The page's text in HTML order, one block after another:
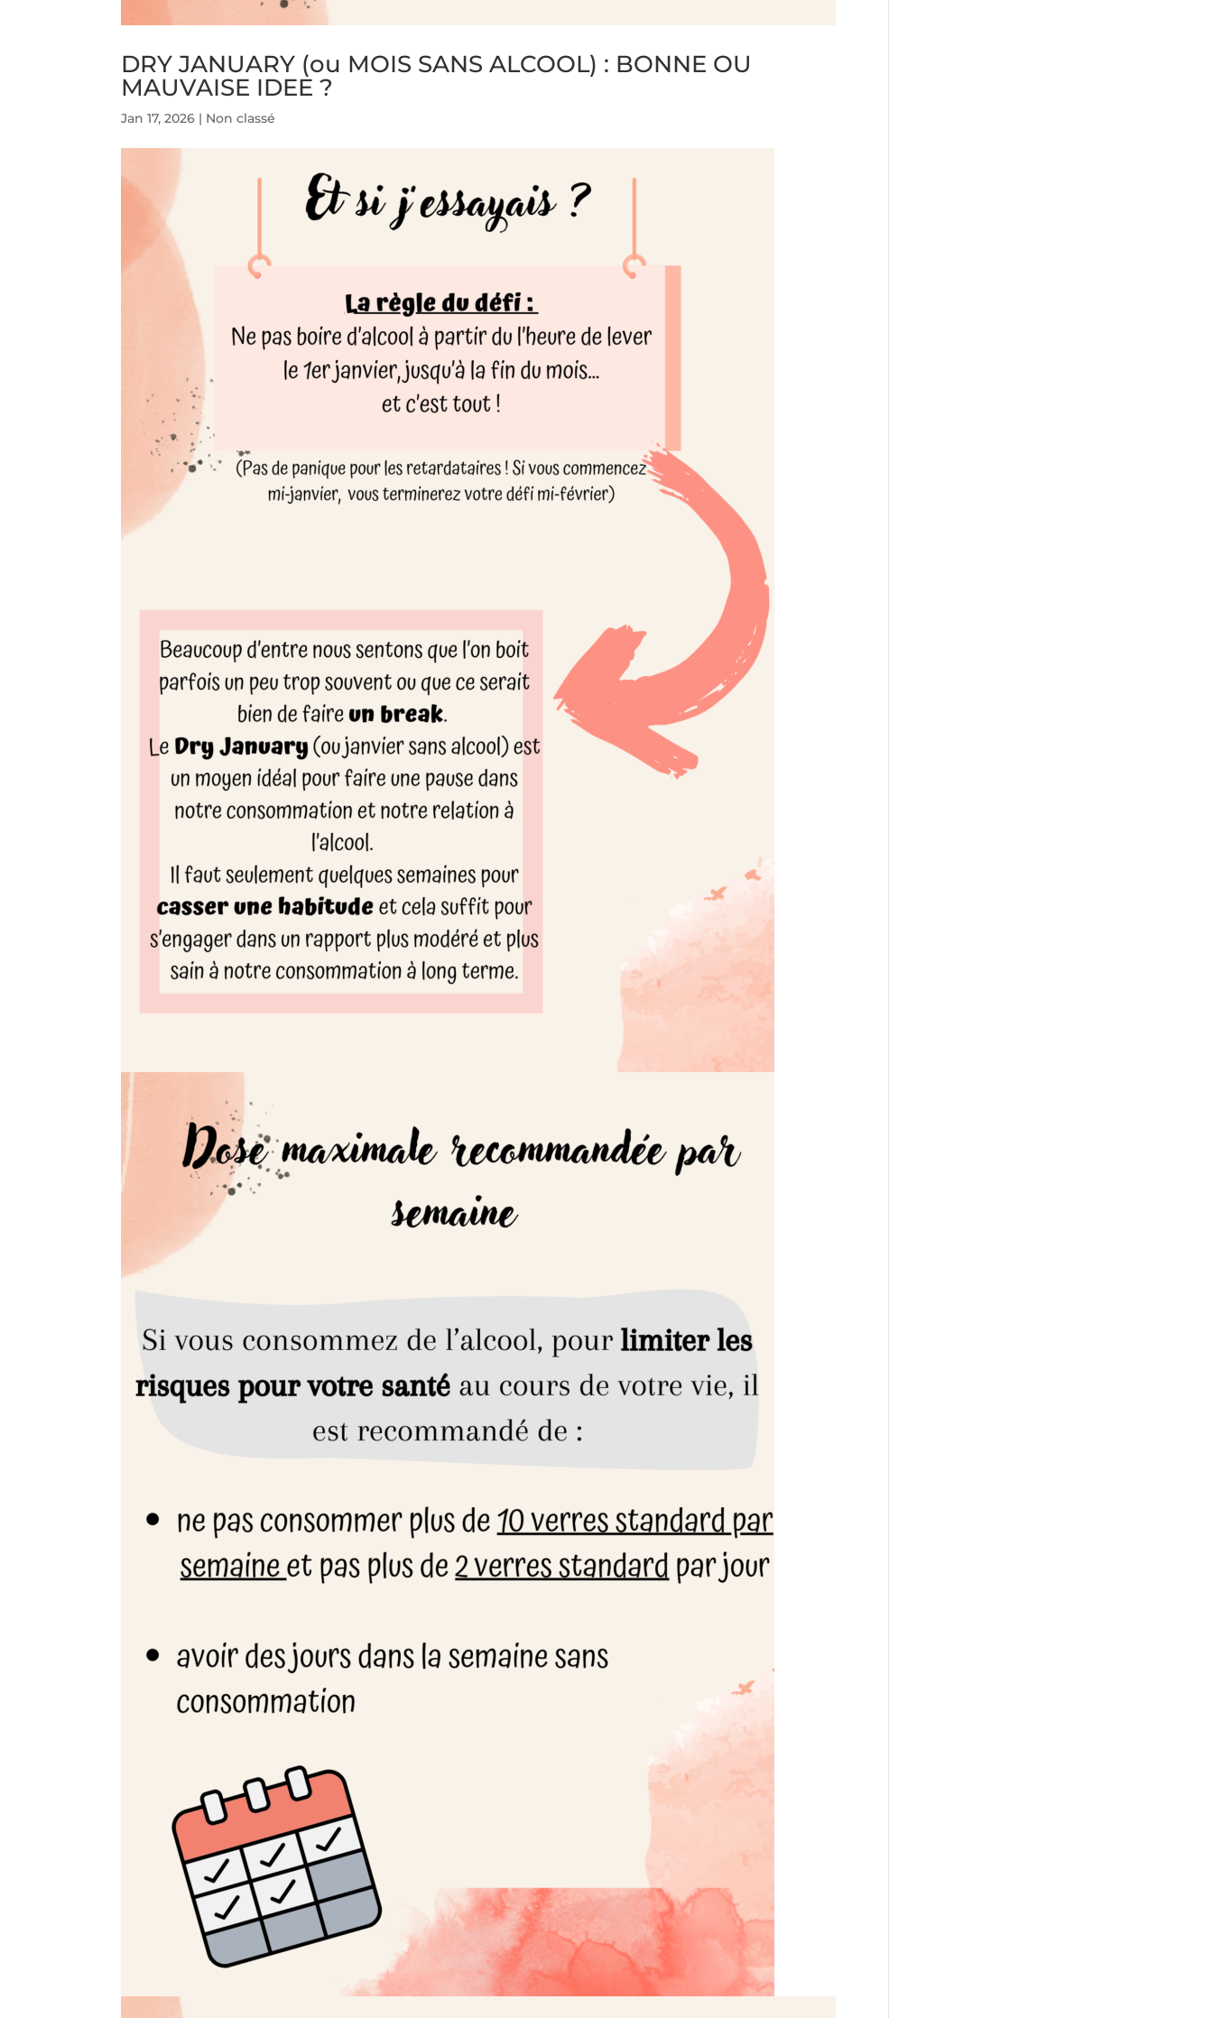
DRY JANUARY (ou MOIS SANS ALCOOL) : BONNE OU
MAUVAISE IDEE ?
Jan 17, 2026 | Non classé